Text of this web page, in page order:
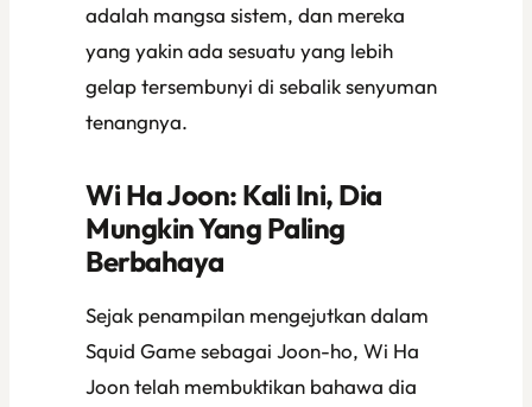
adalah mangsa sistem, dan mereka
yang yakin ada sesuatu yang lebih
gelap tersembunyi di sebalik senyuman
tenangnya.
Wi Ha Joon: Kali Ini, Dia
Mungkin Yang Paling
Berbahaya
Sejak penampilan mengejutkan dalam
Squid Gamesebagai Joon-ho, Wi Ha
Joon telah membuktikan bahawa dia